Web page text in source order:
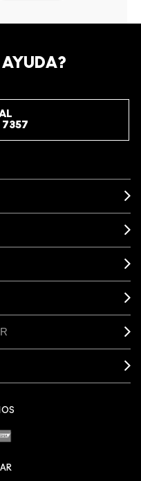
AYUDA?
7357